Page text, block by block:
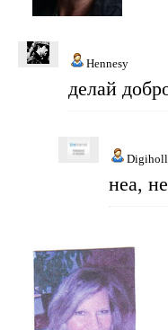
Hennesy
делай
неа,